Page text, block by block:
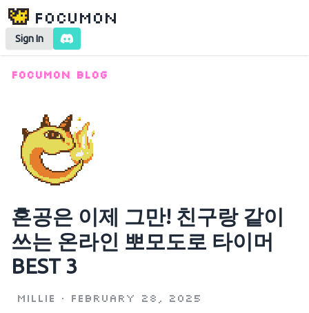
Focumon
Sign In
Focumon Blog
혼공은 이제 그만! 친구랑 같이
쓰는 온라인 뽀모도로 타이머
BEST 3
Millie • February 28, 2025